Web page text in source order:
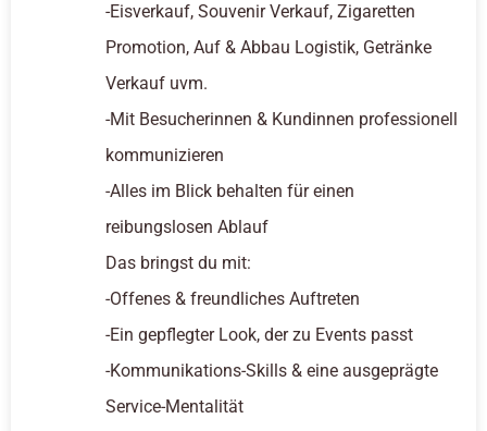
-Eisverkauf, Souvenir Verkauf, Zigaretten
Promotion, Auf & Abbau Logistik, Getränke
Verkauf uvm.
-Mit Besucherinnen & Kundinnen professionell
kommunizieren
-Alles im Blick behalten für einen
reibungslosen Ablauf
Das bringst du mit:
-Offenes & freundliches Auftreten
-Ein gepflegter Look, der zu Events passt
-Kommunikations-Skills & eine ausgeprägte
Service-Mentalität